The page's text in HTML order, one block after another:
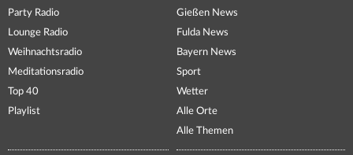
Party Radio
Lounge Radio
Weihnachtsradio
Meditationsradio
Top 40
Playlist
Gießen News
Fulda News
Bayern News
Sport
Wetter
Alle Orte
Alle Themen